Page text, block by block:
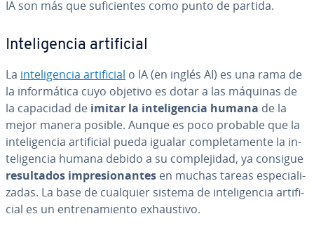
IA son más que su­fi­cie­n­tes como punto de partida.
In­te­li­ge­n­cia ar­ti­fi­cial
La in­te­li­ge­n­cia ar­ti­fi­cial o IA (en inglés AI) es una rama de
la in­fo­r­má­ti­ca cuyo objetivo es dotar a las máquinas de
la capacidad de imitar la in­te­li­ge­n­cia humana de la
mejor manera posible. Aunque es poco probable que la
in­te­li­ge­n­cia ar­ti­fi­cial pueda igualar co­m­ple­ta­me­n­te la in­
te­li­ge­n­cia humana debido a su co­m­ple­ji­dad, ya consigue
re­su­l­ta­dos im­pre­sio­na­n­tes en muchas tareas es­pe­cia­li­
za­das. La base de cualquier sistema de in­te­li­ge­n­cia ar­ti­fi­
cial es un en­tre­na­mie­n­to exhau­s­ti­vo.